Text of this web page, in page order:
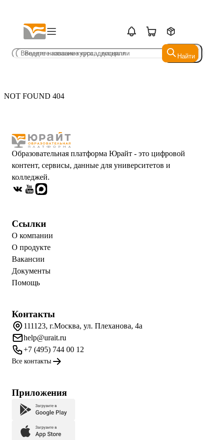
Найти
Найти
NOT FOUND 404
Образовательная платформа Юрайт - это цифровой
контент, сервисы, данные для университетов и
колледжей.
Ссылки
О компании
О продукте
Вакансии
Документы
Помощь
Контакты
111123, г.Москва, ул. Плеханова, 4а
help@urait.ru
+7 (495) 744 00 12
Все контакты
Приложения